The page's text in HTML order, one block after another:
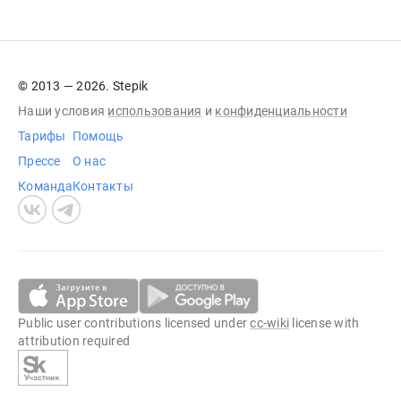
© 2013 — 2026. Stepik
Наши условия использования и конфиденциальности
Тарифы
Прессе
Команда
Помощь
О нас
Контакты
Public user contributions licensed undercc-wiki license with
attribution required